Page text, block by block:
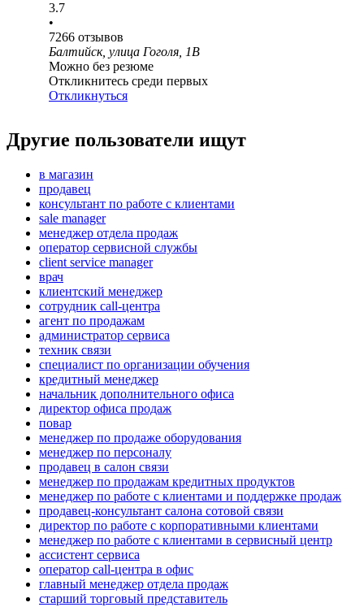
3.7
•
7266 отзывов
Балтийск, улица Гоголя, 1В
Можно без резюме
Откликнитесь среди первых
Откликнуться
Другие пользователи ищут
в магазин
продавец
консультант по работе с клиентами
sale manager
менеджер отдела продаж
оператор сервисной службы
client service manager
врач
клиентский менеджер
сотрудник call-центра
агент по продажам
администратор сервиса
техник связи
специалист по организации обучения
кредитный менеджер
начальник дополнительного офиса
директор офиса продаж
повар
менеджер по продаже оборудования
менеджер по персоналу
продавец в салон связи
менеджер по продажам кредитных продуктов
менеджер по работе с клиентами и поддержке продаж
продавец-консультант салона сотовой связи
директор по работе с корпоративными клиентами
менеджер по работе с клиентами в сервисный центр
ассистент сервиса
оператор call-центра в офис
главный менеджер отдела продаж
старший торговый представитель